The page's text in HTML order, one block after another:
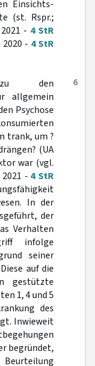
Einsichts-
(st. Rspr.;
- 4 StR
- 4 StR
6
den
allgemein
Psychose
trank, um ?
(UA
war (vgl.
2021 -4 StR
In der
der
Verhalten
infolge
seiner
auf die
gestützte
1, 4 und 5
des
Inwieweit
begründet,